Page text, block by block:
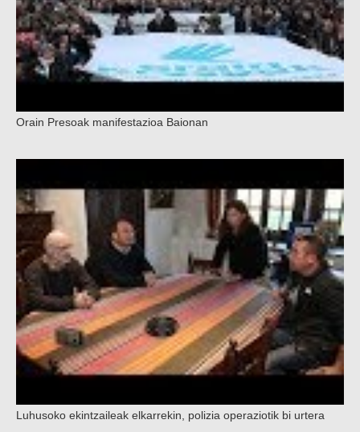
Orain Presoak manifestazioa Baionan
Luhusoko ekintzaileak elkarrekin, polizia operaziotik bi urtera